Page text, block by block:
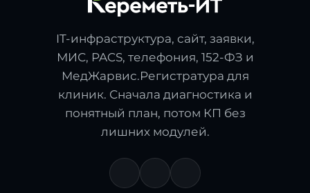
IT-инфраструктура, сайт, заявки,
МИС, PACS, телефония, 152-ФЗ и
МедЖарвис.Регистратура для
клиник. Сначала диагностика и
понятный план, потом КП без
лишних модулей.